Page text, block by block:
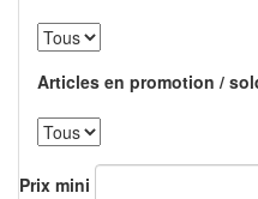
Articles en promotion /
Prix mini